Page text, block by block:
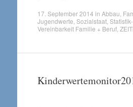
17. September 2014 in Abbau
Jugendwerte Sozialstaat,
Vereinbarkeit Familie + Beruf,